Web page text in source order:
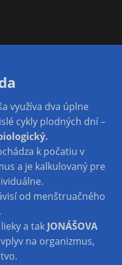
využíva dva úplne
cykly plodných dní –
k počatiu v
a je kalkulovaný pre
od menštruačného
a tak JONÁŠOVA
na organizmus,